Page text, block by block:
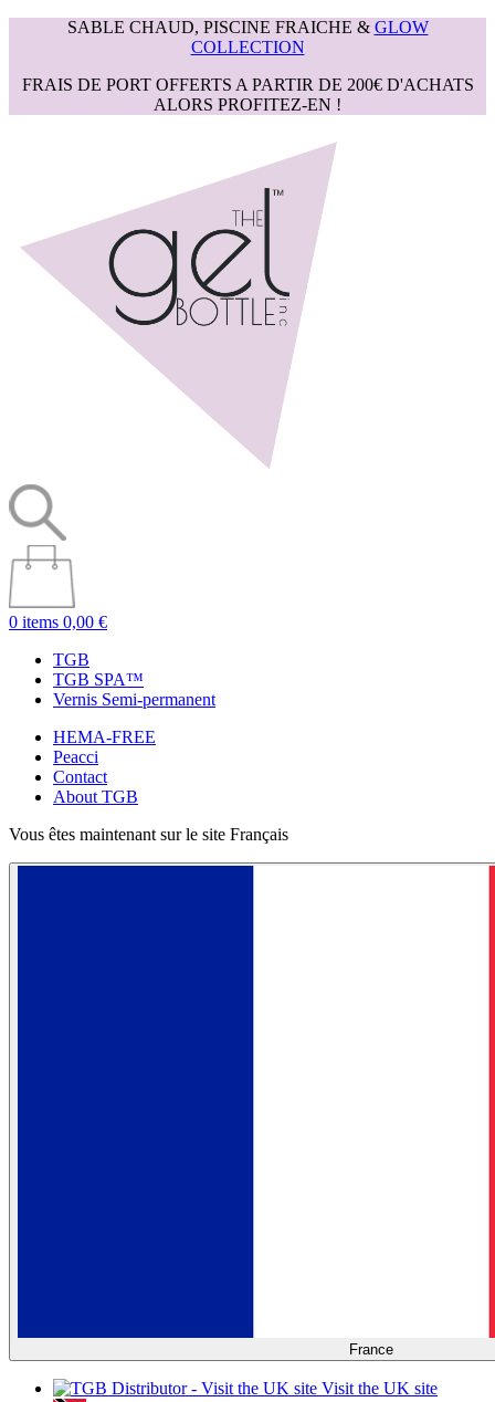
SABLE CHAUD, PISCINE FRAICHE & GLOW
COLLECTION
FRAIS DE PORT OFFERTS A PARTIR DE 200€ D'ACHATS
ALORS PROFITEZ-EN !
0 items 0,00 €
TGB
TGB SPA™
Vernis Semi-permanent
HEMA-FREE
Peacci
Contact
About TGB
Vous êtes maintenant sur le site Français
France
Visit the UK site